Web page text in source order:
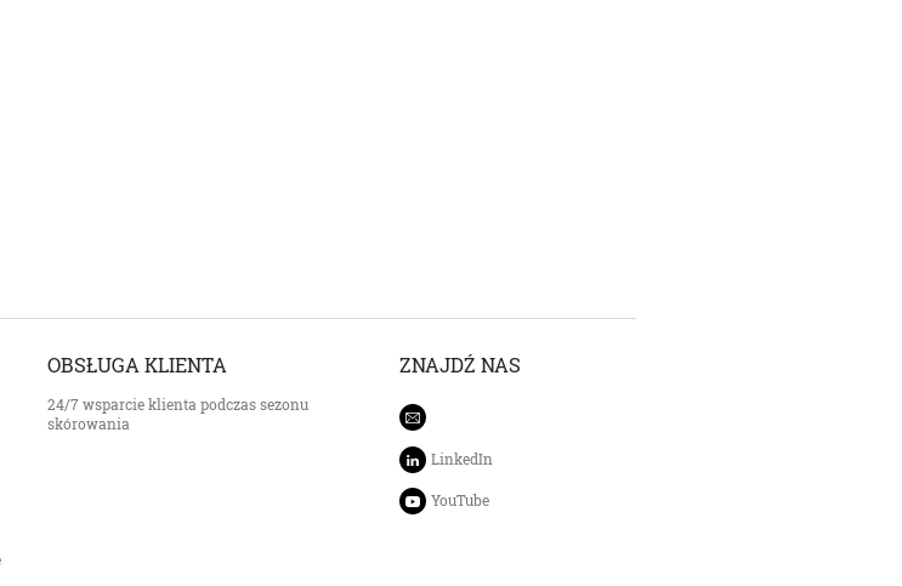
OBSŁUGA KLIENTA
24/7 wsparcie klienta podczas sezonu
skórowania
ZNAJDŹ NAS
LinkedIn
YouTube